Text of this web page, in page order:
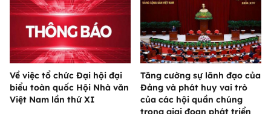
Về việc tổ chức Đại hội đại
biểu toàn quốc Hội Nhà văn
Việt Nam lần thứ XI
Tăng cường sự lãnh đạo của
Đảng và phát huy vai trò
của các hội quần chúng
trong giai đoạn phát triển